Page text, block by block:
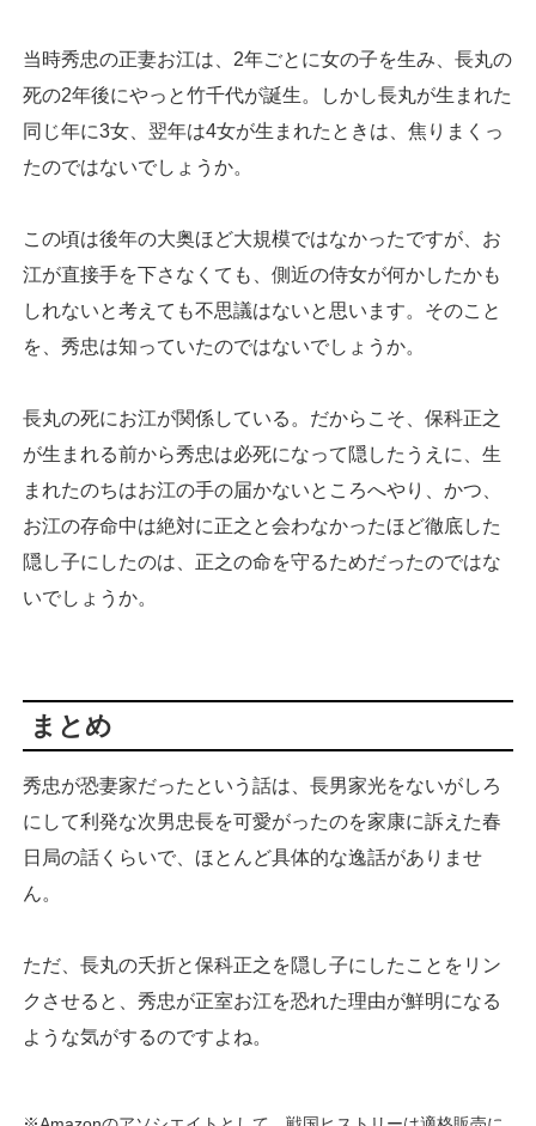
当時秀忠の正妻お江は、2年ごとに女の子を生み、長丸の
死の2年後にやっと竹千代が誕生。しかし長丸が生まれた
同じ年に3女、翌年は4女が生まれたときは、焦りまくっ
たのではないでしょうか。
この頃は後年の大奥ほど大規模ではなかったですが、お
江が直接手を下さなくても、側近の侍女が何かしたかも
しれないと考えても不思議はないと思います。そのこと
を、秀忠は知っていたのではないでしょうか。
長丸の死にお江が関係している。だからこそ、保科正之
が生まれる前から秀忠は必死になって隠したうえに、生
まれたのちはお江の手の届かないところへやり、かつ、
お江の存命中は絶対に正之と会わなかったほど徹底した
隠し子にしたのは、正之の命を守るためだったのではな
いでしょうか。
まとめ
秀忠が恐妻家だったという話は、長男家光をないがしろ
にして利発な次男忠長を可愛がったのを家康に訴えた春
日局の話くらいで、ほとんど具体的な逸話がありませ
ん。
ただ、長丸の夭折と保科正之を隠し子にしたことをリン
クさせると、秀忠が正室お江を恐れた理由が鮮明になる
ような気がするのですよね。